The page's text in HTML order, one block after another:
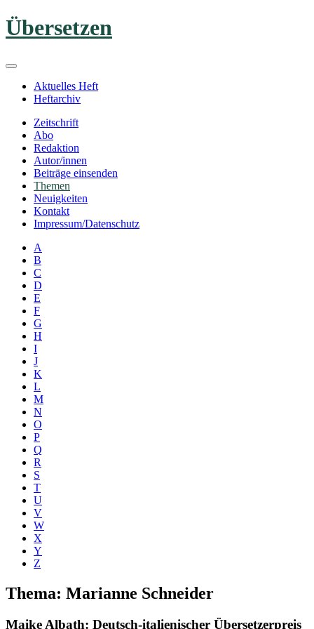
Zum
Inhalt
Übersetzen
Aktuelles Heft
Heftarchiv
Zeitschrift
Abo
Redaktion
Autor/innen
Beiträge einsenden
Themen
Neuigkeiten
Kontakt
Impressum/Datenschutz
A
B
C
D
E
F
G
H
I
J
K
L
M
N
O
P
Q
R
S
T
U
V
W
X
Y
Z
Thema: Marianne Schneider
Maike Albath: Deutsch-italienischer Übersetzerpreis